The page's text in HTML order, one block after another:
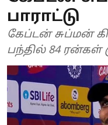
பாராட்டு
கேப்டன் சுப்மன்
பந்தில் 84 ரன்கள்